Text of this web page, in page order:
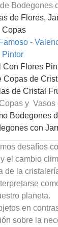
Bodegones
de Flores,
Copas
-
Pintor
Con Flores
Copas de
de Cristal
y Vasos
Bodegones
con
desafíos
el cambio
de la
planeta.
en
sobre la